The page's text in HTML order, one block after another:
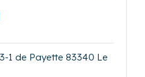
1 de Payette 83340 Le